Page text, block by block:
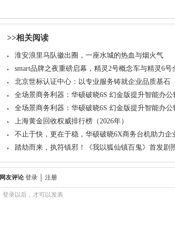
>>相关阅读
淮安浪里马队徽出圈，一座水城的热血与烟火气
smart品牌之夜重磅启幕，精灵2号概念车与精灵6号
北京世标认证中心：以专业服务铸就企业品质基石
全场景商务利器：华硕破晓6S 幻金版提升智能办公
全场景商务利器：华硕破晓6S 幻金版提升智能办公
上海黄金回收权威排行榜（2026年）
不止于快，更在于稳，华硕破晓6X商务台机助力企
踏劫而来，执符镇邪！《我以狐仙镇百鬼》首发剧
网友评论 登录 注册
登录以后，才可以发表